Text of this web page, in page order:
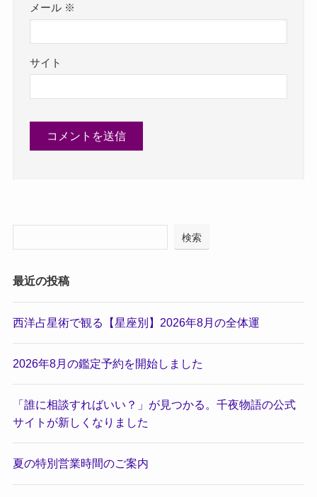
メール ※
サイト
検索
最近の投稿
西洋占星術で観る【星座別】2026年8月の全体運
2026年8月の鑑定予約を開始しました
「誰に相談すればいい？」が見つかる。千夜物語の公式
サイトが新しくなりました
夏の特別営業時間のご案内